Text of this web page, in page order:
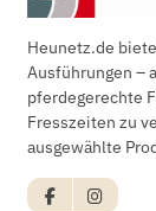
Heunetz.de
Ausführungen –
pferdegerechte
Fresszeiten zu
ausgewählte